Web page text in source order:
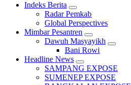
Indeks Berita
Radar Pemkab
Global Perspectives
Mimbar Pesantren
Dawuh Masyayikh
Bani Rowi
Headline News
SAMPANG EXPOSE
SUMENEP EXPOSE